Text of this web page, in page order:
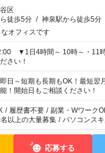
区
徒歩5分 / 神泉駅から徒歩5分
なオフィスです
▼1日4時間～ 10時～・11
さい！
即日～短期も長期もOK！最短翌
！開始日もご相談ください！
/ 履歴書不要 / 副業・Wワーク
以上の大量募集 / パソコンス
応募する